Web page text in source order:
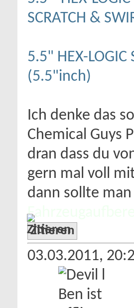
SCRATCH &
5.5" HEX-
(5.5"inch)
Ich denke das
Chemical Guys
dran dass du
gern mal voll
dann sollte
Zitieren
03.03.2011,